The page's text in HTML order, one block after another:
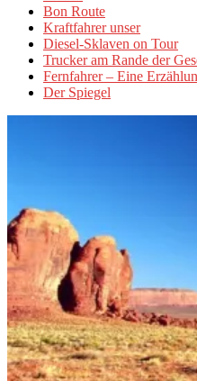
Bon Route
Kraftfahrer unser
Diesel-Sklaven on Tour
Trucker am Rande der
Fernfahrer – Eine
Der Spiegel